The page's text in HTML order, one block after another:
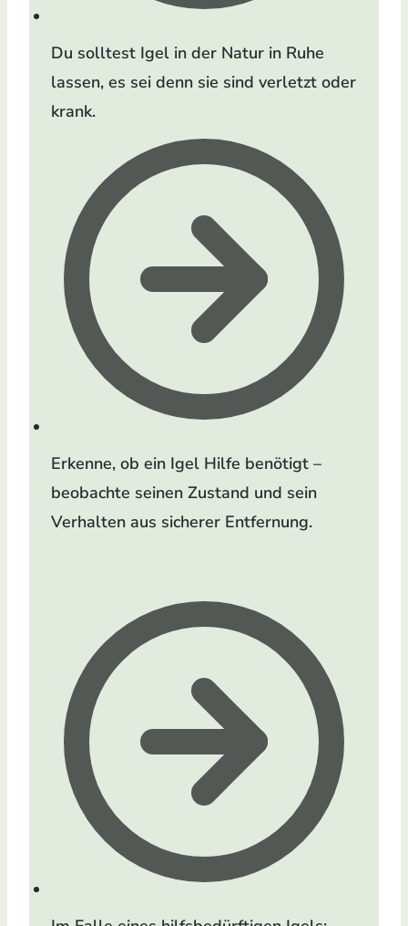
Du solltest Igel in der Natur in Ruhe
lassen, es sei denn sie sind verletzt oder
krank.
Erkenne, ob ein Igel Hilfe benötigt –
beobachte seinen Zustand und sein
Verhalten aus sicherer Entfernung.